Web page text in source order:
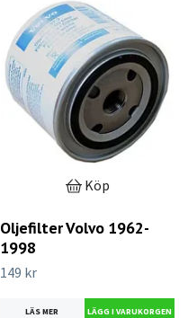
Köp
Oljefilter Volvo 1962-
1998
149 kr
LÄS MER